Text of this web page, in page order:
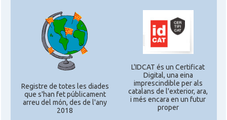
Consolat general a Miami
Consolat Consolat general a New York City
Consolat Consolat general a San Francisco
Consolat Consolat general a Washington
Registre de totes les diades
que s'han fet públicament
arreu del món, des de l'any
2018
L'IDCAT és un Certificat
Digital, una eina
imprescindible per als
catalans de l'exterior, ara,
i més encara en un futur
proper